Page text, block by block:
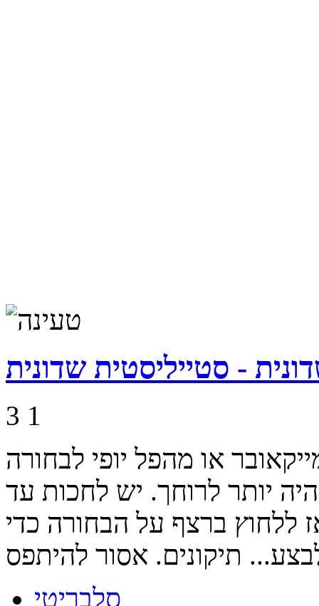
- סטייליסטית שדונית
3 1
או מהפל יופי לבחורה
יותר לרוחך. יש לחכות עד
ללחוץ ברצף על הבחורה כדי
סלבריטי